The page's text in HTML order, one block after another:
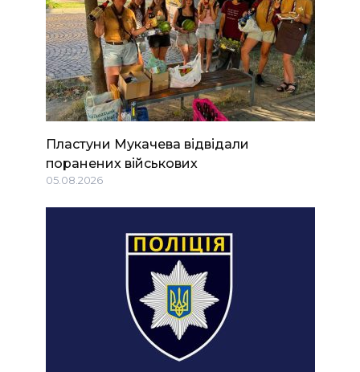
Пластуни Мукачева відвідали
поранених військових
05.08.2026